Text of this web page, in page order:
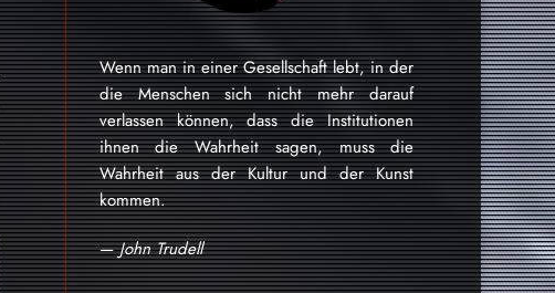
Wenn man in einer Gesellschaft lebt, in der
die Menschen sich nicht mehr darauf
verlassen können, dass die Institutionen
ihnen die Wahrheit sagen, muss die
Wahrheit aus der Kultur und der Kunst
kommen.
—John Trudell